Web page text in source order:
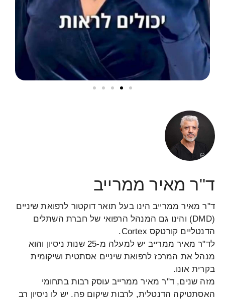
ד"ר מאיר ממרייב
ד"ר מאיר ממרייב הינו בעל תואר דוקטור לרפואת שיניים
(DMD) והינו גם המנהל הרפואי של חברת השתלים
הדנטליים קורטקס Cortex.
לד"ר מאיר ממרייב יש למעלה מ-25 שנות ניסיון והוא
מנהל את המרכז לרפואת שיניים אסתטית ושיקומית
בקרית אונו.
מזה שנים, ד"ר מאיר ממרייב עוסק רבות בתחומי
האסתטיקה הדנטלית, לרבות שיקום פה. יש לו ניסיון רב